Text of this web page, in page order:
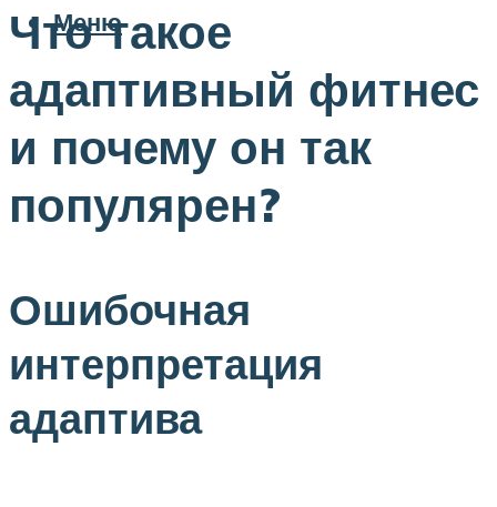
Меню
Что такое
адаптивный фитнес
и почему он так
популярен?
Ошибочная
интерпретация
адаптива